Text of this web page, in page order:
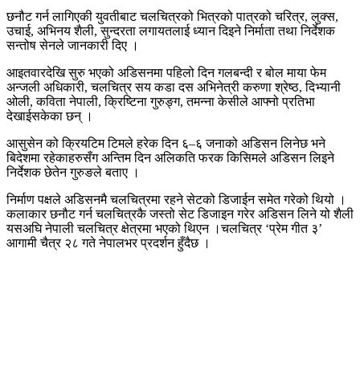
छनौट गर्न लागिएकी युवतीबाट चलचित्रको भित्रको पात्रको चरित्र, लुक्स,
उचाई, अभिनय शैली, सुन्दरता लगायतलाई ध्यान दिइने निर्माता तथा निर्देशक
सन्तोष सेनले जानकारी दिए ।
आइतवारदेखि सुरु भएको अडिसनमा पहिलो दिन गलबन्दी र बोल माया फेम
अन्जली अधिकारी, चलचित्र सय कडा दस अभिनेत्री करुणा श्रेष्ठ, दिभ्यानी
ओली, कविता नेपाली, क्रिष्टिना गुरुङ्ग, तमन्ना केसीले आफ्नो प्रतिभा
देखाईसकेका छन् ।
आसुसेन को क्रियटिम टिमले हरेक दिन ६–६ जनाको अडिसन लिनेछ भने
बिदेशमा रहेकाहरुसँग अन्तिम दिन अलिकति फरक किसिमले अडिसन लिइने
निर्देशक छेतेन गुरुङले बताए ।
निर्माण पक्षले अडिसनमै चलचित्रमा रहने सेटको डिजाईन समेत गरेको थियो ।
कलाकार छनौट गर्न चलचित्रकै जस्तो सेट डिजाइन गरेर अडिसन लिने यो शैली
यसअघि नेपाली चलचित्र क्षेत्रमा भएको थिएन ।चलचित्र ‘प्रेम गीत ३’
आगामी चैत्र २८ गते नेपालभर प्रदर्शन हुँदैछ ।